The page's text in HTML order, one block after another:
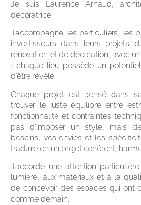
Je suis Laurence Arnaud,
décoratrice.
J’accompagne les particuliers, les
investisseurs dans leurs projets
rénovation et de décoration, avec
: chaque lieu possède un
d’être révélé.
Chaque projet est pensé dans
trouver le juste équilibre entre
fonctionnalité et contraintes
pas d’imposer un style, mais
besoins, vos envies et les
traduire en un projet cohérent,
J’accorde une attention
lumière, aux matériaux et à la
de concevoir des espaces qui ont
comme demain.